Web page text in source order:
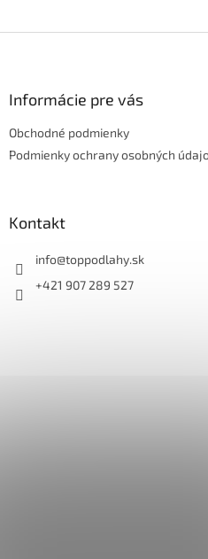
Informácie pre vás
Obchodné podmienky
Podmienky ochrany osobných
Kontakt
info@toppodlahy.sk
+421 907 289 527